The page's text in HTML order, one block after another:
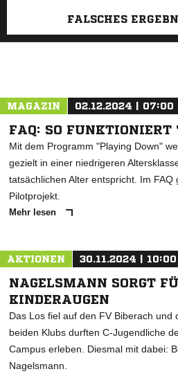
FALSCHES
MAGAZIN 02.12.2024 | 07:00
FAQ: SO
Mit dem Programm "Playing Down"
gezielt in einer niedrigeren
tatsächlichen Alter entspricht. Im FAQ
Pilotprojekt.
Mehr lesen
AKTIONEN 30.11.2024 | 10:00
NAGELSMANN SORGT
KINDERAUGEN
Das Los fiel auf den FV Biberach und
beiden Klubs durften C-Jugendliche
Campus erleben. Diesmal mit dabei:
Nagelsmann.